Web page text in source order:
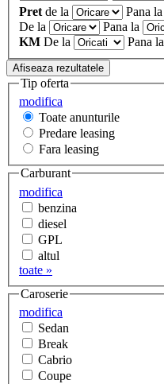
Pret de la Pana la
De la
Pana la
KM De la Pana la
modifica
Tip oferta
Toate anunturile
Predare leasing
Fara leasing
modifica
Carburant
benzina
diesel
GPL
altul
toate »
modifica
Caroserie
Sedan
Break
Cabrio
Coupe